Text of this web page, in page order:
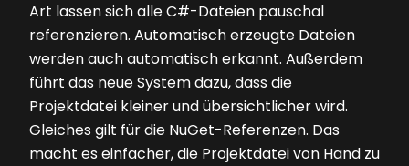
Art lassen sich alle C#-Dateien pauschal
referenzieren. Automatisch erzeugte Dateien
werden auch automatisch erkannt. Außerdem
führt das neue System dazu, dass die
Projektdatei kleiner und übersichtlicher wird.
Gleiches gilt für die NuGet-Referenzen. Das
macht es einfacher, die Projektdatei von Hand zu